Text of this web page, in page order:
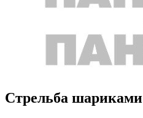
Стрельба шариками